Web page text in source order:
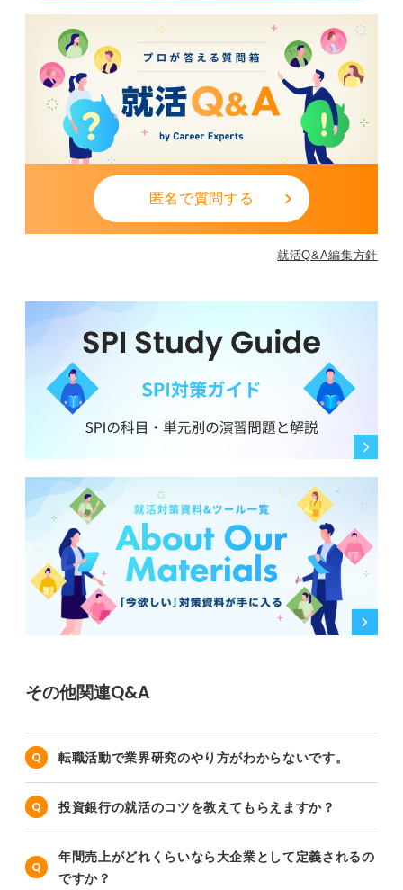
匿名で質問する
就活Q&A編集方針
その他関連Q&A
転職活動で業界研究のやり方がわからないです。
投資銀行の就活のコツを教えてもらえますか？
年間売上がどれくらいなら大企業として定義されるの
ですか？